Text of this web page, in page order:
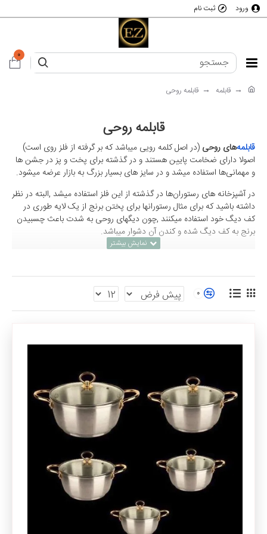
ورود ثبت نام
0
قابلمه قابلمه روحی
قابلمه روحی
قابلمه‌های روحی (در اصل کلمه رویی میباشد که بر گرفته از فلز روی است)
اصولا دارای ضخامت پایین هستند و در گذشته برای پخت و پز در جشن ها
و مهمانی‌ها استفاده میشد و در سایز های بسیار بزرگ به بازار عرضه میشود.
در آشپزخانه های رستوران‌ها در گذشته از این فلز استفاده میشد ,البته در نظر
داشته باشید که برای مثال رستورانها برای پختن برنج از یک لایه طوری در
کف دیگ خود استفاده میکنند ,چون دیگهای روحی به شدت باعث چسبیدن
برنج به کف دیگ شده و کندن آن دشوار میباشد.
پس طبیعی هست که این دیگ ها و قابلمه های در سایزهای بزرگ تولید و
موجود هست و روش پخت و پز در این محصولات مستلزم داشتن تجربه و
آموزش است.
در چند سال اخیر با زیباتر کردن ظاهر قابلمه رویی شکل و شمایل جذاب تری
ظاهری زیبا و مدرن
قیمت پایین
تنوع رو به افزایش
معایب قابلمه روحی جدید
داغ شدن سریع
چسبیدن مواد غذایی خشک مثل برنج و حتی مواد غذایی خیس
ضخامت کم
بهم ریختن زمان پخت با توجه به انتقال بسیار سریع دما
قیمت قابلمه روحی
قیمت های این قابلمه ها باتوجه به رنگ و طرح و تعداد پارچه متفاوت و
0